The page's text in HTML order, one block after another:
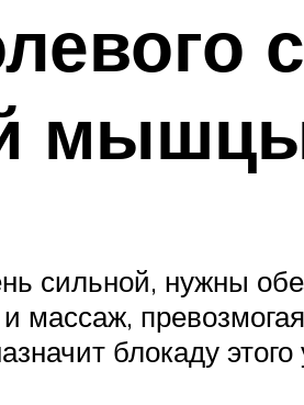
сильной, нужны
массаж,
блокаду